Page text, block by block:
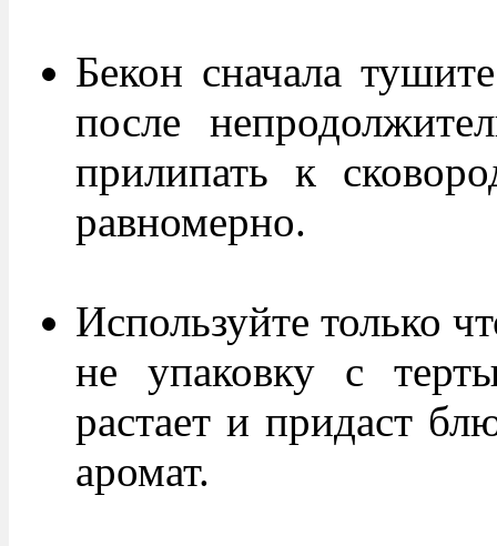
Бекон сначала
после
прилипать к
равномерно.
Используйте только
не упаковку с
растает и придаст
аромат.